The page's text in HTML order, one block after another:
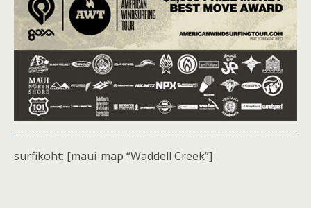
surfikoht: [maui-map “Waddell Creek”]